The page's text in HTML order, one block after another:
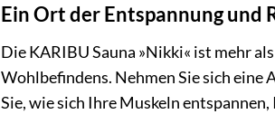
Ein Ort der Entspannung und
Die KARIBU Sauna »Nikki« ist mehr
Wohlbefindens. Nehmen Sie sich eine
Sie, wie sich Ihre Muskeln